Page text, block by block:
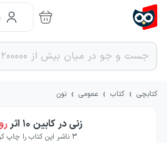
کتابچی › کتاب › عمومی › نون
زنی در کابین ۱۰ اثر
3 ناشر این کتاب را چاپ